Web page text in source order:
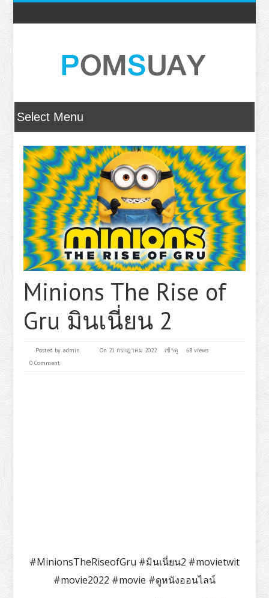
Minions The Rise of
Gru มินเนี่ยน 2
Posted by admin On 21 กรกฎาคม 2022 เข้าดู
68 views
0 Comment
#MinionsTheRiseofGru #มินเนี่ยน2 #movietwit
#movie2022 #movie #ดูหนังออนไลน์